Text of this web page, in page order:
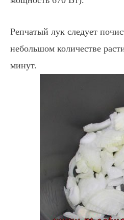
Репчатый лук следует
небольшом количестве
минут.